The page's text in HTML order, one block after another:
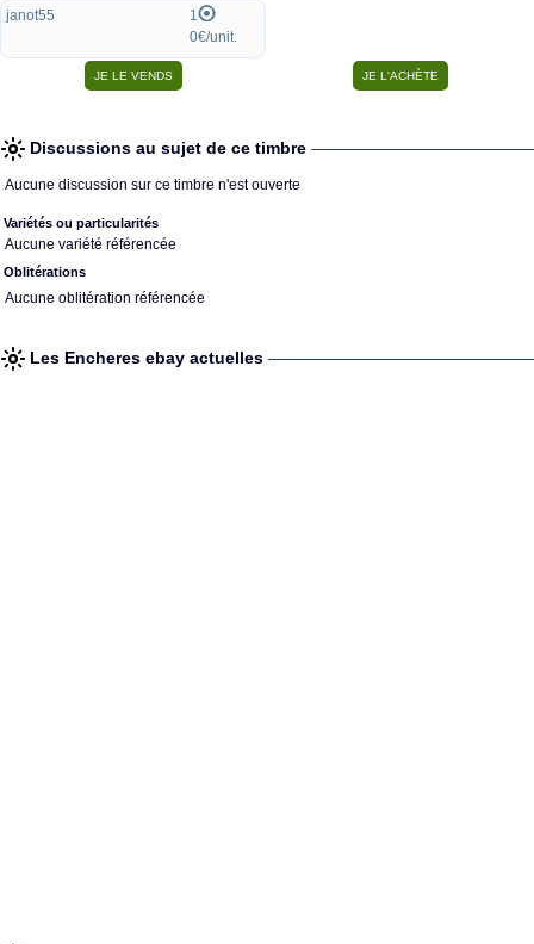
janot55
1
0€/unit.
Discussions au sujet de ce timbre
Aucune discussion sur ce timbre n'est ouverte
Variétés ou particularités
Aucune variété référencée
Oblitérations
Aucune oblitération référencée
Les Encheres ebay actuelles